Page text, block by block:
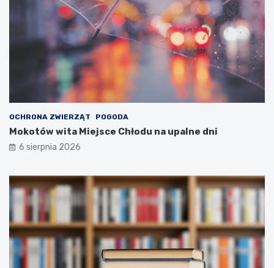
OCHRONA ZWIERZĄT POGODA
Mokotów wita Miejsce Chłodu na upalne dni
6 sierpnia 2026